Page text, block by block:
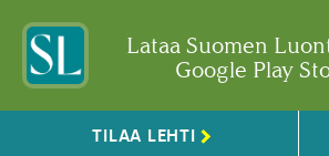
Lataa Suomen
Google Play
TILAA LEHTI